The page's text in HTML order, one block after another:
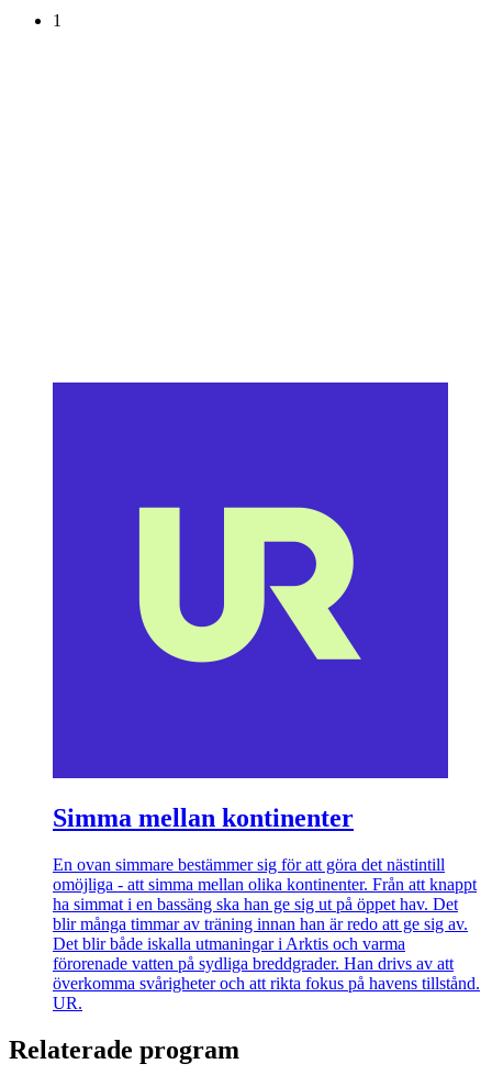
1
Simma mellan kontinenter
En ovan simmare bestämmer sig för att göra det nästintill
omöjliga - att simma mellan olika kontinenter. Från att knappt
ha simmat i en bassäng ska han ge sig ut på öppet hav. Det
blir många timmar av träning innan han är redo att ge sig av.
Det blir både iskalla utmaningar i Arktis och varma
förorenade vatten på sydliga breddgrader. Han drivs av att
överkomma svårigheter och att rikta fokus på havens tillstånd.
UR.
Relaterade program